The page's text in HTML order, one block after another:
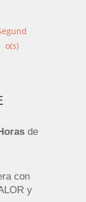
o(s)
de
con
y